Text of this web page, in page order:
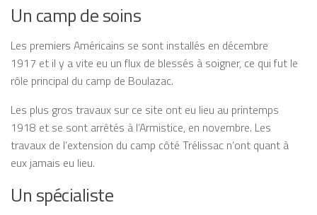
Un camp de soins
Les premiers Américains se sont installés en décembre
1917 et il y a vite eu un flux de blessés à soigner, ce qui fut le
rôle principal du camp de Boulazac.
Les plus gros travaux sur ce site ont eu lieu au printemps
1918 et se sont arrêtés à l’Armistice, en novembre. Les
travaux de l’extension du camp côté Trélissac n’ont quant à
eux jamais eu lieu.
Un spécialiste